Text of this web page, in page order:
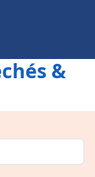
&